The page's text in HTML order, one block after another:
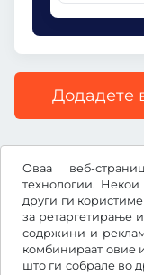
Оваа веб-
технологии.
други ги
за ретаргетирање
содржини и
комбинираат овие
што ги собрале во
Додадете
Сите цени со
€EUR